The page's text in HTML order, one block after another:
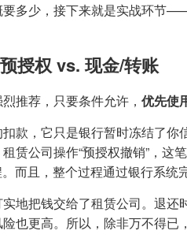
多少，接下来就是实战环节
授权 vs. 现金/转账
推荐，只要条件允许， 优先使
款，它只是银行暂时冻结了
赁公司操作“预授权撤销”，
而且，整个过程通过银行系统
实地把钱交给了租赁公司。退
也更高。所以，除非万不得已